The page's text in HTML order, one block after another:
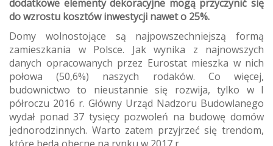
dodatkowe elementy dekoracyjne mogą przyczynić się
do wzrostu kosztów inwestycji nawet o 25%.
Domy wolnostojące są najpowszechniejszą formą
zamieszkania w Polsce. Jak wynika z najnowszych
danych opracowanych przez Eurostat mieszka w nich
połowa (50,6%) naszych rodaków. Co więcej,
budownictwo to nieustannie się rozwija, tylko w I
półroczu 2016 r. Główny Urząd Nadzoru Budowlanego
wydał ponad 37 tysięcy pozwoleń na budowę domów
jednorodzinnych. Warto zatem przyjrzeć się trendom,